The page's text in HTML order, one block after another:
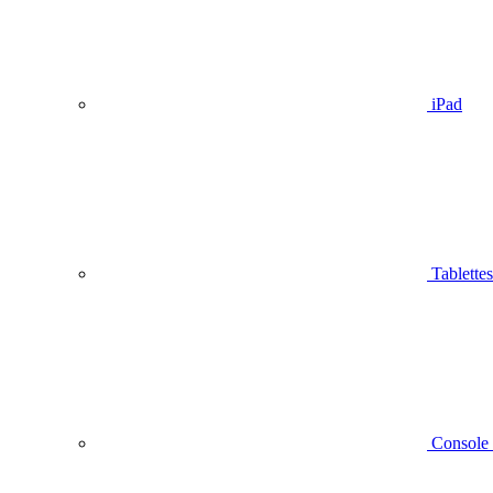
iPad
Tablettes
Console